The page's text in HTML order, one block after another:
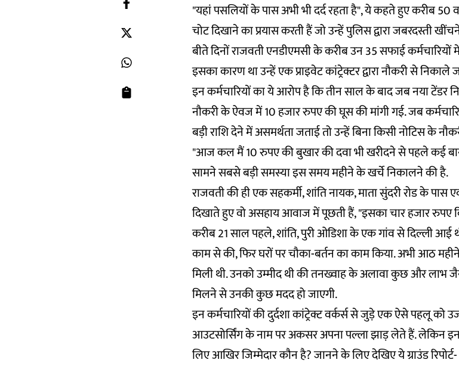
"यहां पसलियों के पास अभी भी दर्द रहता है", ये कहते हुए करीब 50
चोट दिखाने का प्रयास करती हैं जो उन्हें पुलिस द्वारा जबरदस्ती
बीते दिनों राजवती एनडीएमसी के करीब उन 35 सफाई
इसका कारण था उन्हें एक प्राइवेट कांट्रेक्टर द्वारा नौकरी से निकाले
इन कर्मचारियों का ये आरोप है कि तीन साल के बाद जब नया टेंडर
नौकरी के ऐवज में 10 हजार रुपए की घूस की मांगी गई. जब
बड़ी राशि देने में असमर्थता जताई तो उन्हें बिना किसी नोटिस के
"आज कल मैं 10 रुपए की बुखार की दवा भी खरीदने से पहले कई
सामने सबसे बड़ी समस्या इस समय महीने के खर्चे निकालने की है.
राजवती की ही एक सहकर्मी, शांति नायक, माता सुंदरी रोड के
दिखाते हुए वो असहाय आवाज में पूछती हैं, "इसका चार हजार रुपए
करीब 21 साल पहले, शांति, पुरी ओडिशा के एक गांव से दिल्ली आई
काम से की, फिर घरों पर चौका-बर्तन का काम किया. अभी आठ
मिली थी. उनको उम्मीद थी की तनख्वाह के अलावा कुछ और
मिलने से उनकी कुछ मदद हो जाएगी.
इन कर्मचारियों की दुर्दशा कांट्रेक्ट वर्कर्स से जुड़े एक ऐसे पहलू को
आउटसोर्सिंग के नाम पर अकसर अपना पल्ला झाड़ लेते हैं. लेकिन
लिए आखिर जिम्मेदार कौन है? जानने के लिए देखिए ये ग्राउंड रिपोर्ट-